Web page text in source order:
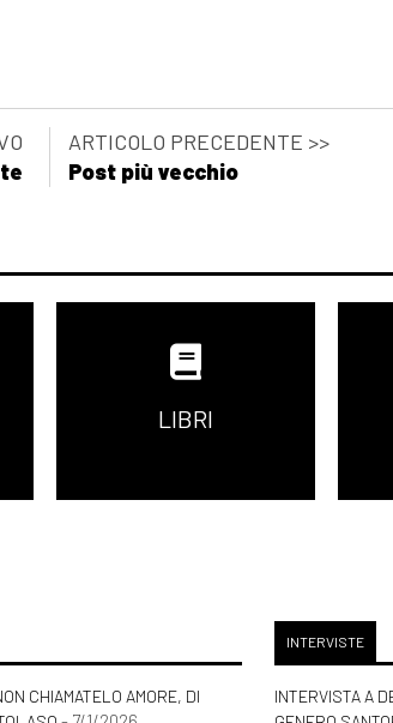
ARTICOLO PRECEDENTE >>
Post più vecchio
LIBRI
CHIAMATELO AMORE, DI
INTERVISTE
INTERVISTA A